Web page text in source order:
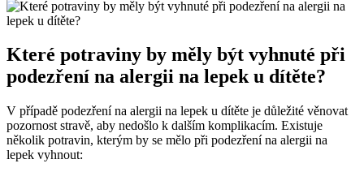
Které potraviny by měly být vyhnuté při
podezření na alergii na lepek u dítěte?
V případě podezření na alergii na lepek u dítěte je důležité věnovat
pozornost stravě, aby nedošlo k dalším komplikacím. Existuje
několik potravin, kterým by se mělo při podezření na alergii na
lepek vyhnout: